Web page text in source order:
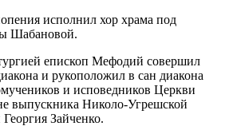
исполнил хор храма под
Шабановой.
епископ Мефодий совершил
и рукоположил в сан диакона
и исповедников Церкви
выпускника Николо-Угрешской
Зайченко.